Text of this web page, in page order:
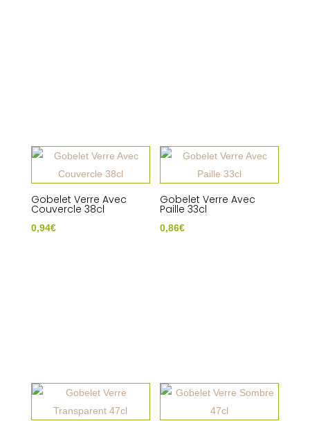
Gobelet Verre Avec
Couvercle 38cl
0,94€
Gobelet Verre Avec
Paille 33cl
0,86€